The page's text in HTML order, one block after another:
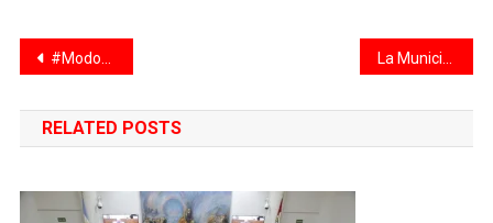
Navegación
de
entradas
#ModoVacuna: conocé dónde te podés vacunar contra la gripe y la neumonía esta semana
RELATED POSTS